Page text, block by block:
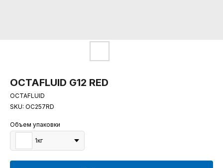
OCTAFLUID G12 RED
OCTAFLUID
SKU: OC257RD
Объем упаковки
1кг